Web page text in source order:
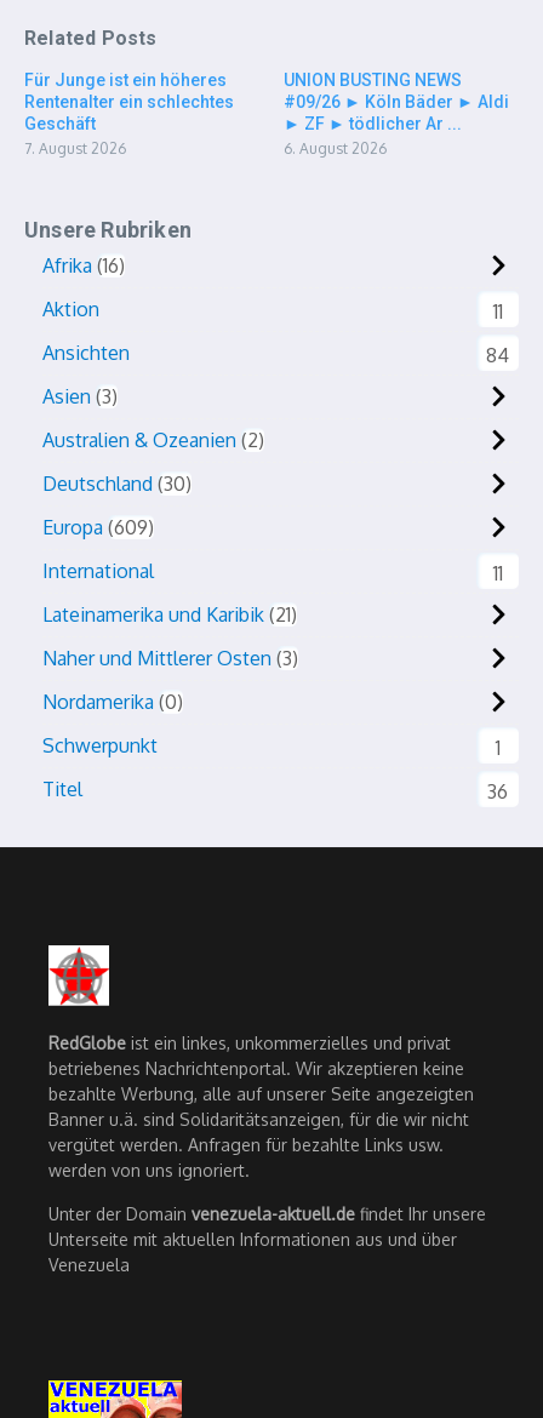
Related Posts
Für Junge ist ein höheres
Rentenalter ein schlechtes
Geschäft
7. August 2026
UNION BUSTING NEWS
#09/26 ► Köln Bäder ► Aldi
► ZF ► tödlicher Ar ...
6. August 2026
Unsere Rubriken
Afrika 16
Aktion
11
Ansichten
84
Asien 3
Australien & Ozeanien 2
Deutschland 30
Europa 609
International
11
Lateinamerika und Karibik 21
Naher und Mittlerer Osten 3
Nordamerika 0
Schwerpunkt
1
Titel
36
RedGlobe ist ein linkes, unkommerzielles und privat
betriebenes Nachrichtenportal. Wir akzeptieren keine
bezahlte Werbung, alle auf unserer Seite angezeigten
Banner u.ä. sind Solidaritätsanzeigen, für die wir nicht
vergütet werden. Anfragen für bezahlte Links usw.
werden von uns ignoriert.
Unter der Domain venezuela-aktuell.de findet Ihr unsere
Unterseite mit aktuellen Informationen aus und über
Venezuela